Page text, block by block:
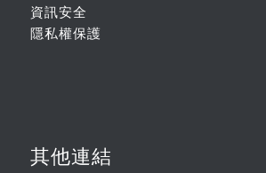
資訊安全
隱私權保護
其他連結